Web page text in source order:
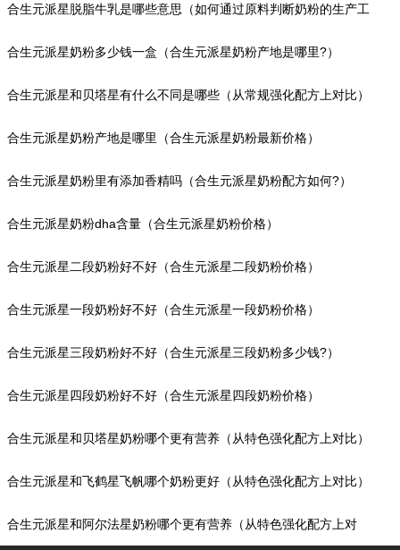
合生元派星脱脂牛乳是哪些意思（如何通过原料判断奶粉的生产工
艺?）
合生元派星奶粉多少钱一盒（合生元派星奶粉产地是哪里?）
合生元派星和贝塔星有什么不同是哪些（从常规强化配方上对比）
合生元派星奶粉产地是哪里（合生元派星奶粉最新价格）
合生元派星奶粉里有添加香精吗（合生元派星奶粉配方如何?）
合生元派星奶粉dha含量（合生元派星奶粉价格）
合生元派星二段奶粉好不好（合生元派星二段奶粉价格）
合生元派星一段奶粉好不好（合生元派星一段奶粉价格）
合生元派星三段奶粉好不好（合生元派星三段奶粉多少钱?）
合生元派星四段奶粉好不好（合生元派星四段奶粉价格）
合生元派星和贝塔星奶粉哪个更有营养（从特色强化配方上对比）
合生元派星和飞鹤星飞帆哪个奶粉更好（从特色强化配方上对比）
合生元派星和阿尔法星奶粉哪个更有营养（从特色强化配方上对